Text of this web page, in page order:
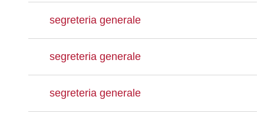
segreteria generale
segreteria generale
segreteria generale